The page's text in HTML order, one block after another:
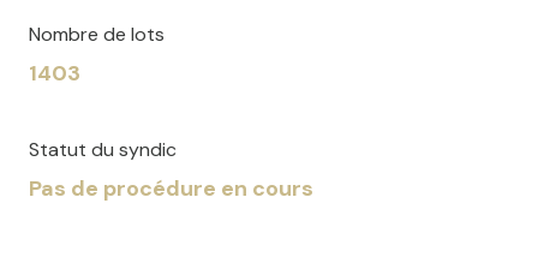
Nombre de lots
1403
Statut du syndic
Pas de procédure en cours